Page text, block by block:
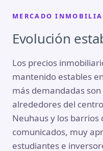
MERCADO
Evolución
Los precios
mantenido estables
más demandadas
alrededores del
Neuhaus y los barrios
comunicados, muy
estudiantes e